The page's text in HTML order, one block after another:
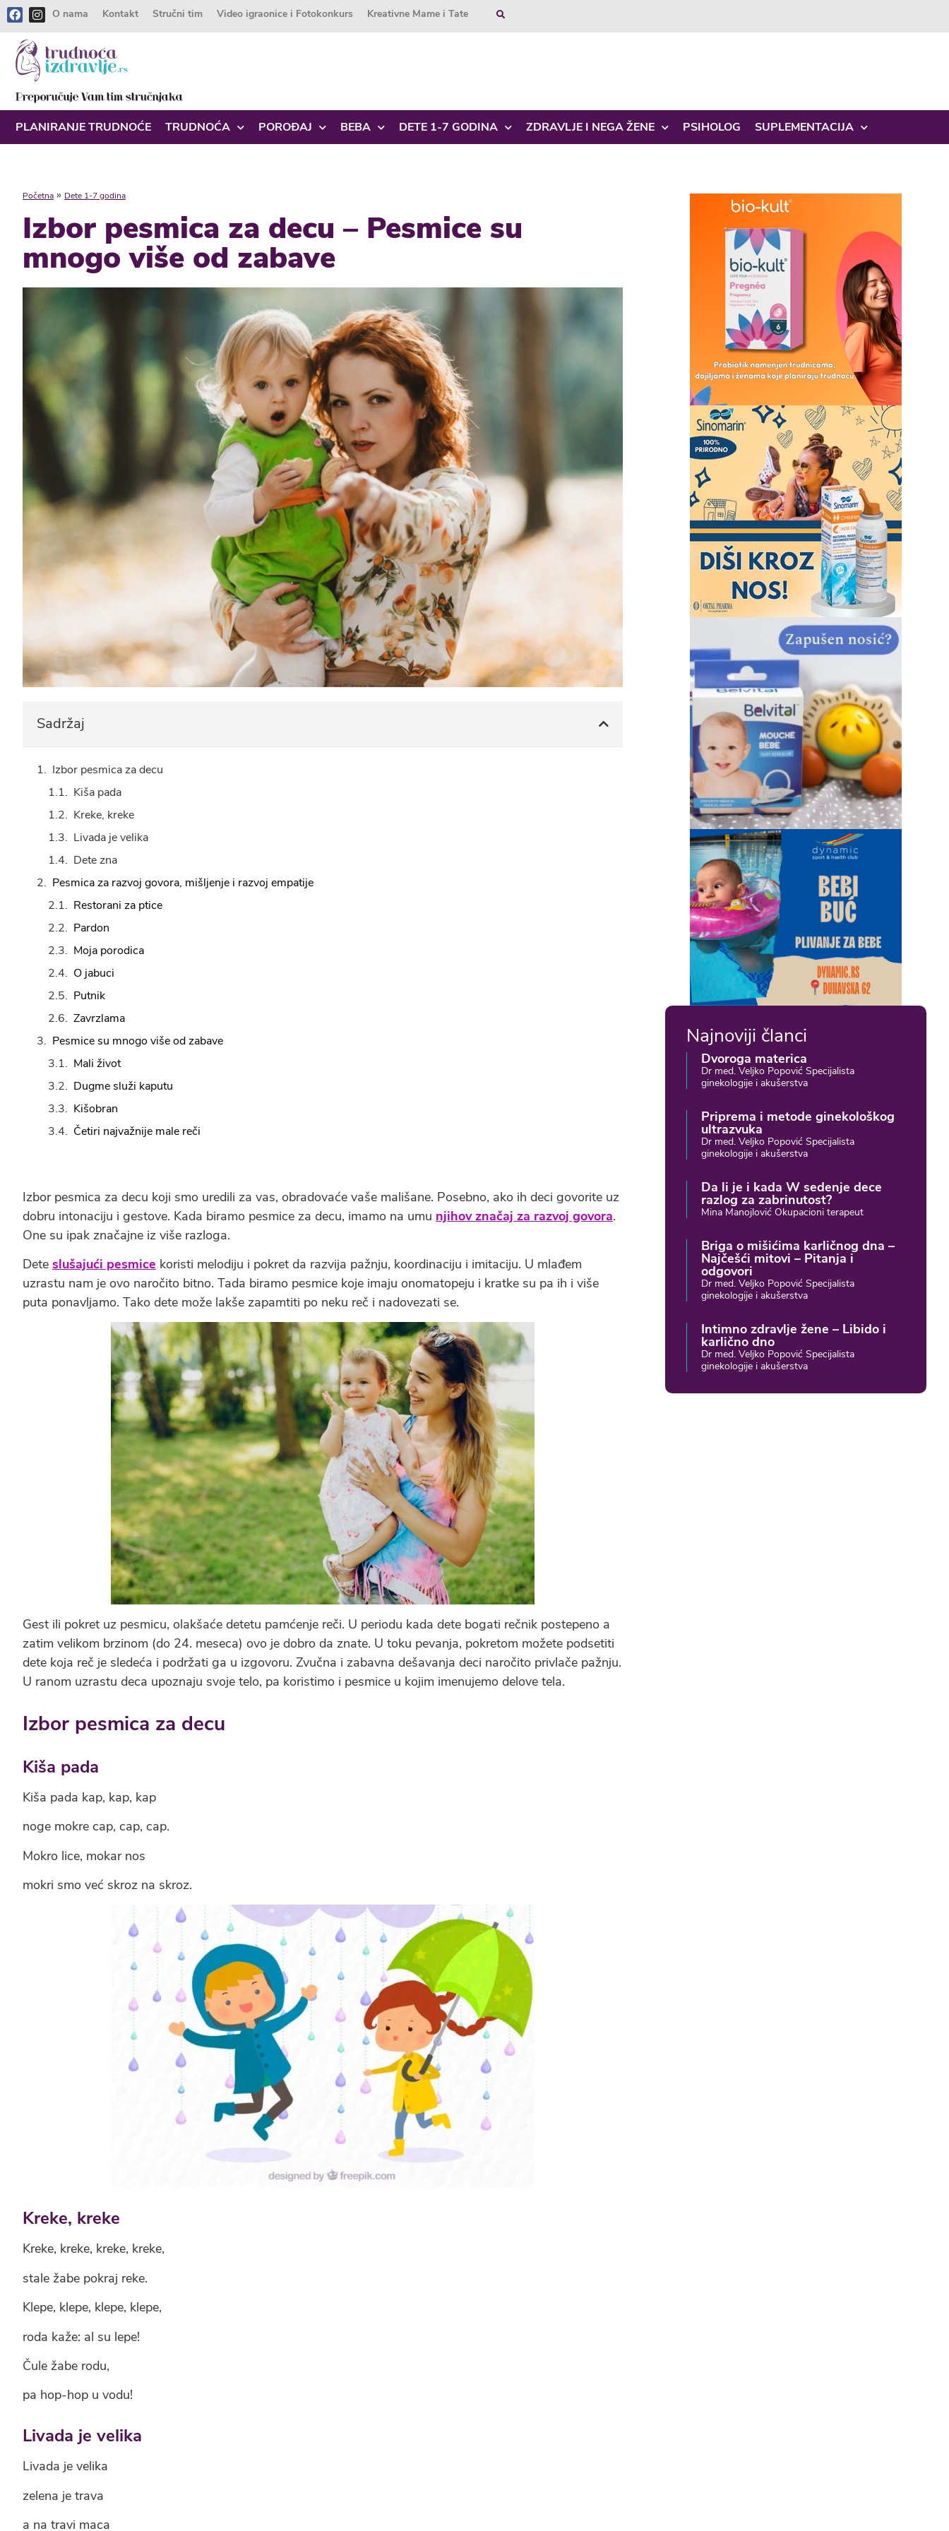
O nama Kontakt Stručni tim Video igraonice i Fotokonkurs Kreativne Mame i Tate
PLANIRANJE TRUDNOĆE TRUDNOĆA POROĐAJ BEBA DETE 1-7 GODINA ZDRAVLJE I NEGA ŽENE PSIHOLOG SUPLEMENTACIJA
Početna » Dete 1-7 godina
Izbor pesmica za decu – Pesmice su
mnogo više od zabave
Sadržaj
Izbor pesmica za decu
Kiša pada
Kreke, kreke
Livada je velika
Dete zna
Pesmica za razvoj govora, mišljenje i razvoj empatije
Restorani za ptice
Pardon
Moja porodica
O jabuci
Putnik
Zavrzlama
Pesmice su mnogo više od zabave
Mali život
Dugme služi kaputu
Kišobran
Četiri najvažnije male reči
Izbor pesmica za decu koji smo uredili za vas, obradovaće vaše mališane. Posebno, ako ih deci govorite uz
dobru intonaciju i gestove. Kada biramo pesmice za decu, imamo na umu njihov značaj za razvoj govora.
One su ipak značajne iz više razloga.
Dete slušajući pesmice koristi melodiju i pokret da razvija pažnju, koordinaciju i imitaciju. U mlađem
uzrastu nam je ovo naročito bitno. Tada biramo pesmice koje imaju onomatopeju i kratke su pa ih i više
puta ponavljamo. Tako dete može lakše zapamtiti po neku reč i nadovezati se.
Gest ili pokret uz pesmicu, olakšaće detetu pamćenje reči. U periodu kada dete bogati rečnik postepeno a
zatim velikom brzinom (do 24. meseca) ovo je dobro da znate. U toku pevanja, pokretom možete podsetiti
dete koja reč je sledeća i podržati ga u izgovoru. Zvučna i zabavna dešavanja deci naročito privlače pažnju.
U ranom uzrastu deca upoznaju svoje telo, pa koristimo i pesmice u kojim imenujemo delove tela.
Izbor pesmica za decu
Kiša pada
Kiša pada kap, kap, kap
noge mokre cap, cap, cap.
Mokro lice, mokar nos
mokri smo već skroz na skroz.
Kreke, kreke
Kreke, kreke, kreke, kreke,
stale žabe pokraj reke.
Klepe, klepe, klepe, klepe,
roda kaže: al su lepe!
Čule žabe rodu,
pa hop-hop u vodu!
Livada je velika
Livada je velika
zelena je trava
a na travi maca
Najnoviji članci
Dvoroga materica
Dr med. Veljko Popović Specijalista
ginekologije i akušerstva
Priprema i metode ginekološkog
ultrazvuka
Dr med. Veljko Popović Specijalista
ginekologije i akušerstva
Da li je i kada W sedenje dece
razlog za zabrinutost?
Mina Manojlović Okupacioni terapeut
Briga o mišićima karličnog dna –
Najčešći mitovi – Pitanja i
odgovori
Dr med. Veljko Popović Specijalista
ginekologije i akušerstva
Intimno zdravlje žene – Libido i
karlično dno
Dr med. Veljko Popović Specijalista
ginekologije i akušerstva